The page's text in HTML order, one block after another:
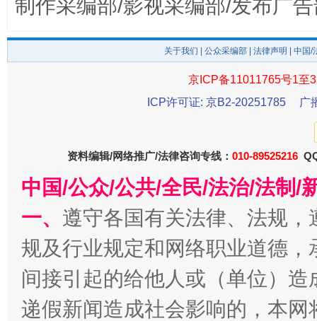
东山县通报“牛蛙产品抗生素超标问题” 法
千年窑火 生生不息 一
制作采编部/影视采编部/发布广
关于我们 公众采编部 法律声明 | 中国
京ICP备11011765号1至
ICP许可证: 京B2-20251785
广
资料编辑/网络推广/法律咨询专线： 010-89525216
中国/公众/公共/全民/法治/法制/
一、 遵守各国有关法律、法规
规及行业规定和网络职业道德
间接引起的给他人或（单位）
递假新闻造成社会影响的，本